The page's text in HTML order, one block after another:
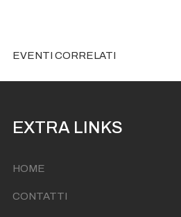
EVENTI CORRELATI
EXTRA LINKS
HOME
CONTATTI